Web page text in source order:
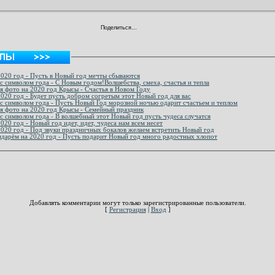
Поделиться…
год - Пусть в Новый год мечты сбываются
символом года - С Новым годом!Волшебства, смеха, счастья и тепла
фото на 2020 год Крысы - Счастья в Новом Году
год - Будет пусть добром согретым этот Новый год для вас
символом года - Пусть Новый Год морозной ночью одарит счастьем и теплом
фото на 2020 год Крысы - Семейный праздник
символом года - В волшебный этот Новый год пусть чудеса случатся
год - Новый год идет, идет, чудеса нам всем несет
год - Под звуки праздничных бокалов желаем встретить Новый год
на 2020 год - Пусть подарит Новый год много радостных хлопот
Добавлять комментарии могут только зарегистрированные пользователи.
[ Регистрация| Вход ]